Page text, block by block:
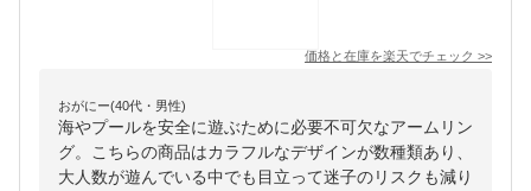
価格と在庫を楽天でチェック >>
おがにー(40代・男性)
海やプールを安全に遊ぶために必要不可欠なアームリン
グ。こちらの商品はカラフルなデザインが数種類あり、
大人数が遊んでいる中でも目立って迷子のリスクも減り